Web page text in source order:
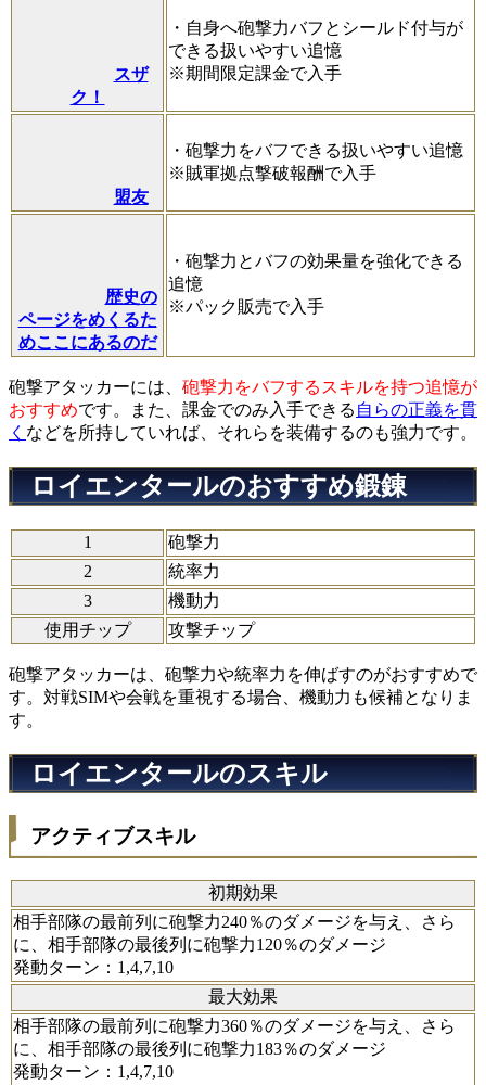
スザ
ク！
・自身へ砲撃力バフとシールド付与が
できる扱いやすい追憶
※期間限定課金で入手
盟友
・砲撃力をバフできる扱いやすい追憶
※賊軍拠点撃破報酬で入手
歴史の
ページをめくるた
めここにあるのだ
・砲撃力とバフの効果量を強化できる
追憶
※パック販売で入手
砲撃アタッカーには、 砲撃力をバフするスキルを持つ追憶が
おすすめです。また、課金でのみ入手できる 自らの正義を貫
く などを所持していれば、それらを装備するのも強力です。
ロイエンタールのおすすめ鍛錬
1
砲撃力
2
統率力
3
機動力
使用チップ
攻撃チップ
砲撃アタッカーは、砲撃力や統率力を伸ばすのがおすすめで
す。対戦SIMや会戦を重視する場合、機動力も候補となりま
す。
ロイエンタールのスキル
アクティブスキル
初期効果
相手部隊の最前列に砲撃力240％のダメージを与え、さら
に、相手部隊の最後列に砲撃力120％のダメージ
発動ターン：1,4,7,10
最大効果
相手部隊の最前列に砲撃力360％のダメージを与え、さら
に、相手部隊の最後列に砲撃力183％のダメージ
発動ターン：1,4,7,10